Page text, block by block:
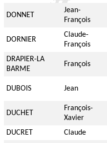
DONNET
Jean-
François
DORNIER
Claude-
François
DRAPIER-LA
BARME
François
DUBOIS Jean
DUCHET
François-
Xavier
DUCRET Claude